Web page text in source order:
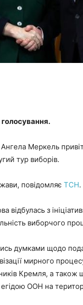
голосування.
Меркель
тур виборів.
повідомляє ТСН.
відбулась з
виборчого
думками щодо
мирного
Кремля, а також
егідою ООН на